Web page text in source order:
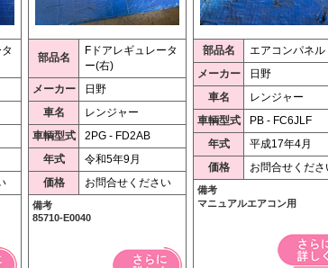
部品名
Fドアレギュレータ
ー(右)
メーカー
日野
車名
レンジャー
車輌型式
2PG - FD2AB
年式
令和5年9月
価格
お問合せください
備考
85710-E0040
部品名
エアコンパネル
メーカー
日野
車名
レンジャー
車輌型式
PB - FC6JLF
年式
平成17年4月
価格
お問合せくださ
備考
マニュアルエアコン用